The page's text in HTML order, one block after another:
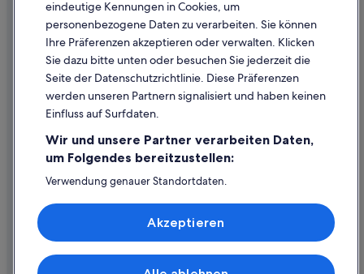
B&B in Dubrovnik
Haustierfreundliche in Altstadt von Dubrovnik
Bosanka Hotels
Golf in Dubrovnik-Neretva
5-Sterne-Hotels in Altstadt von Dubrovnik
Altstadt von Dubrovnik: Hotels
Hostels in Dubrovnik
Accor Hotels in Dubrovnik
Luxus in Dubrovnik
Dubrovnik Hotels
Inhaltsrichtlinien und Melden von Inhalten
Hilfe
Hilfe
Flug stornieren
Rückerstattungsdauer
Expedia-Gutschein einlösen
Internationale Reisedokumente
eindeutige Kennungen in Cookies, um
personenbezogene Daten zu verarbeiten. Sie können
Ihre Präferenzen akzeptieren oder verwalten. Klicken
Sie dazu bitte unten oder besuchen Sie jederzeit die
Seite der Datenschutzrichtlinie. Diese Präferenzen
werden unseren Partnern signalisiert und haben keinen
Einfluss auf Surfdaten.
Wir und unsere Partner verarbeiten Daten,
um Folgendes bereitzustellen:
Verwendung genauer Standortdaten.
Speichern von oder Zugriff auf Informationen auf einem
Endgerät. Personalisierte Werbung und Inhalte, Messung
von Werbeleistung und der Performance von Inhalten,
Akzeptieren